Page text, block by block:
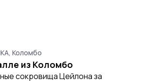
Коломбо
из Коломбо
сокровища Цейлона за